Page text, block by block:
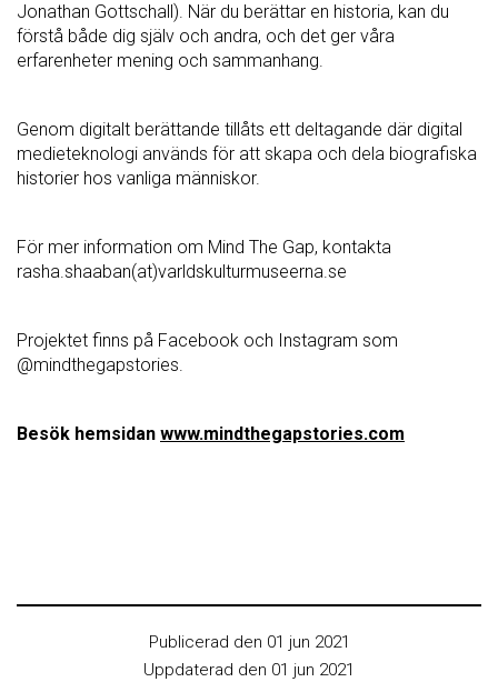
Jonathan Gottschall). När du berättar en historia, kan du
förstå både dig själv och andra, och det ger våra
erfarenheter mening och sammanhang.
Genom digitalt berättande tillåts ett deltagande där digital
medieteknologi används för att skapa och dela biografiska
historier hos vanliga människor.
För mer information om Mind The Gap, kontakta
rasha.shaaban(at)varldskulturmuseerna.se
Projektet finns på Facebook och Instagram som
@mindthegapstories.
Besök hemsidan www.mindthegapstories.com
Publicerad den 01 jun 2021
Uppdaterad den 01 jun 2021